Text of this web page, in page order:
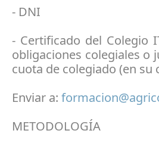
- DNI
- Certificado del Colegio
obligaciones colegiales o
cuota de colegiado (en su
Enviar a:
METODOLOGÍA